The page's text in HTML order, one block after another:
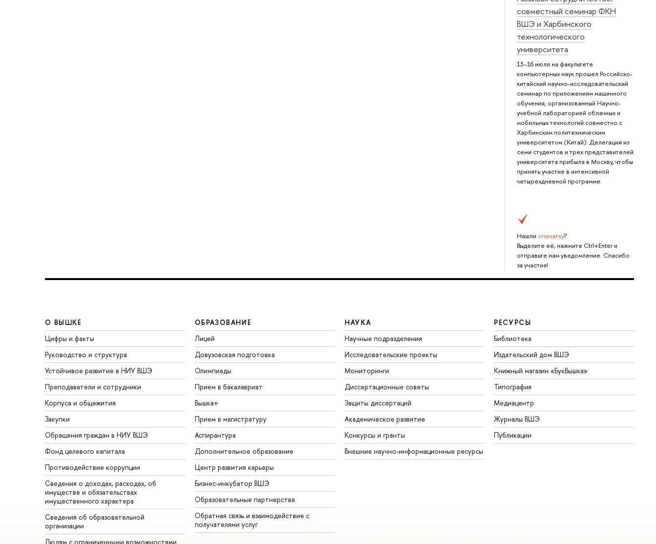
совместный семинар ФКН
ВШЭ и Харбинского
технологического
университета
13–16 июля на факультете
компьютерных наук прошел Российско-
китайский научно-исследовательский
семинар по приложениям машинного
обучения, организованный Научно-
учебной лабораторией облачных и
мобильных технологий совместно с
Харбинским политехническим
университетом (Китай). Делегация из
семи студентов и трех представителей
университета прибыла в Москву, чтобы
принять участие в интенсивной
четырехдневной программе.
Нашли опечатку?
Выделите её, нажмите Ctrl+Enter и
отправьте нам уведомление. Спасибо
за участие!
О ВЫШКЕ
Цифры и факты
Руководство и структура
Устойчивое развитие в НИУ ВШЭ
Преподаватели и сотрудники
Корпуса и общежития
Закупки
Обращения граждан в НИУ ВШЭ
Фонд целевого капитала
Противодействие коррупции
Сведения о доходах, расходах, об
имуществе и обязательствах
имущественного характера
Сведения об образовательной
организации
Людям с ограниченными возможностями
ОБРАЗОВАНИЕ
Лицей
Довузовская подготовка
Олимпиады
Прием в бакалавриат
Вышка+
Прием в магистратуру
Аспирантура
Дополнительное образование
Центр развития карьеры
Бизнес-инкубатор ВШЭ
Образовательные партнерства
Обратная связь и взаимодействие с
получателями услуг
НАУКА
Научные подразделения
Исследовательские проекты
Мониторинги
Диссертационные советы
Защиты диссертаций
Академическое развитие
Конкурсы и гранты
Внешние научно-информационные ресурсы
РЕСУРСЫ
Библиотека
Издательский дом ВШЭ
Книжный магазин «БукВышка»
Типография
Медиацентр
Журналы ВШЭ
Публикации